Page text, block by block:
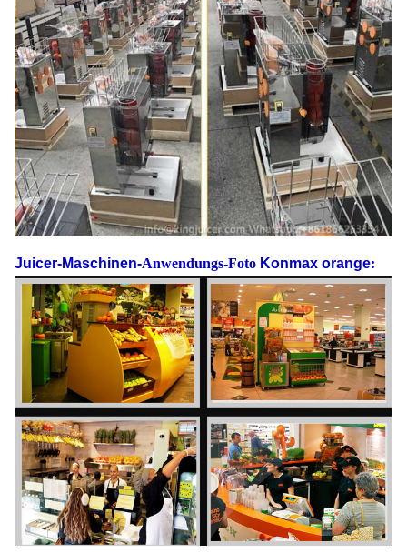
Juicer-Maschinen-Anwendungs-Foto Konmax orange: